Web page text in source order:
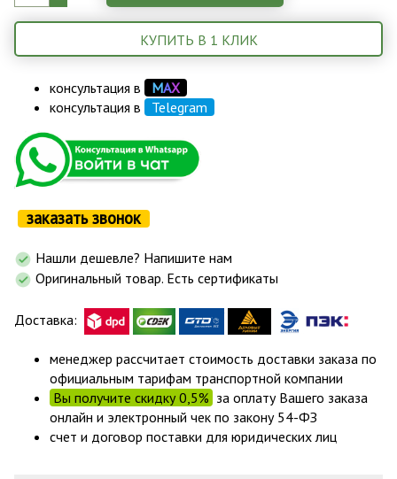
КУПИТЬ В 1 КЛИК
консультация в МАХ
консультация в Telegram
заказать звонок
Нашли дешевле? Напишите нам
Оригинальный товар. Есть сертификаты
Доставка:
менеджер рассчитает стоимость доставки заказа по
официальным тарифам транспортной компании
Вы получите скидку 0,5% за оплату Вашего заказа
онлайн и электронный чек по закону 54-ФЗ
счет и договор поставки для юридических лиц